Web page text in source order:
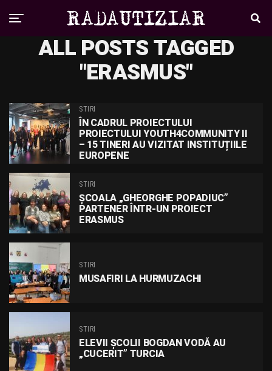
ALL POSTS TAGGED
"ERASMUS"
STIRI
ÎN CADRUL PROIECTULUI
PROIECTULUI YOUTH4COMMUNITY II
– 15 TINERI AU VIZITAT INSTITUȚIILE
EUROPENE
STIRI
ȘCOALA „GHEORGHE POPADIUC”
PARTENER ÎNTR-UN PROIECT
ERASMUS
STIRI
MUSAFIRI LA HURMUZACHI
STIRI
ELEVII ȘCOLII BOGDAN VODĂ AU
„CUCERIT” TURCIA